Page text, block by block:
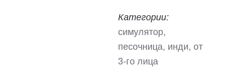
Категории:
симулятор,
песочница, инди, от
3-го лица